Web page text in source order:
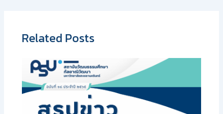
Related Posts